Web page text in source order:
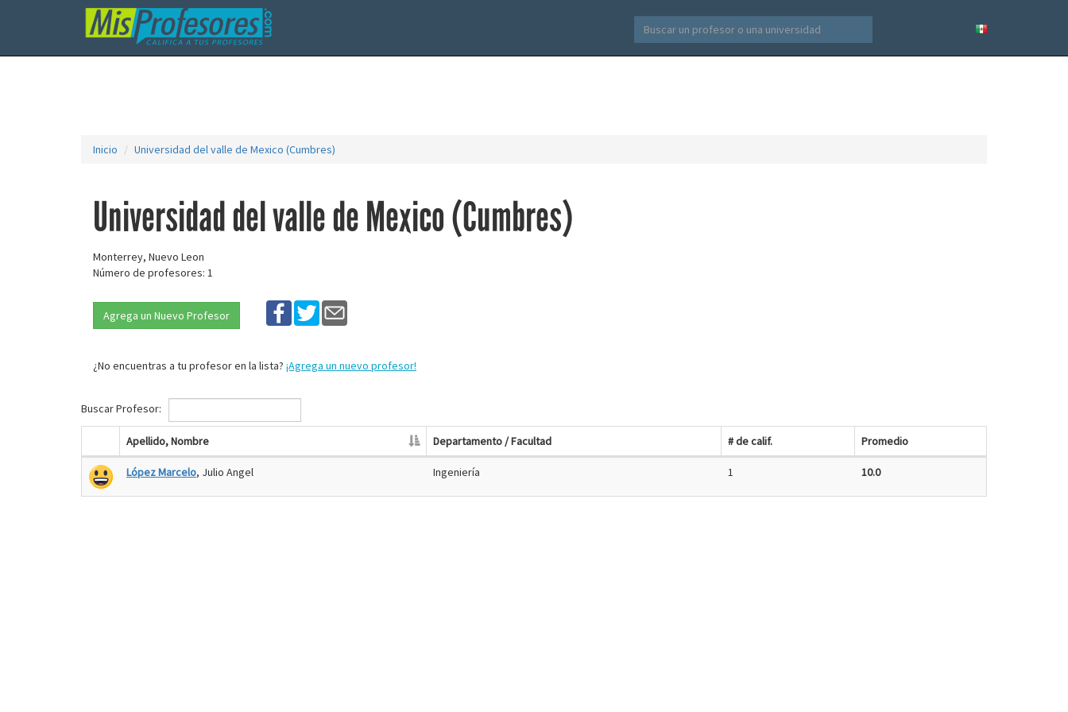
Inicio Universidad del valle de Mexico (Cumbres)
Universidad del valle de Mexico (Cumbres)
Monterrey, Nuevo Leon
Número de profesores: 1
Agrega un Nuevo Profesor
¿No encuentras a tu profesor en la lista? ¡Agrega un nuevo profesor!
Buscar Profesor:
Apellido, Nombre Departamento / Facultad # de calif. Promedio
López Marcelo, Julio Angel Ingeniería 1 10.0